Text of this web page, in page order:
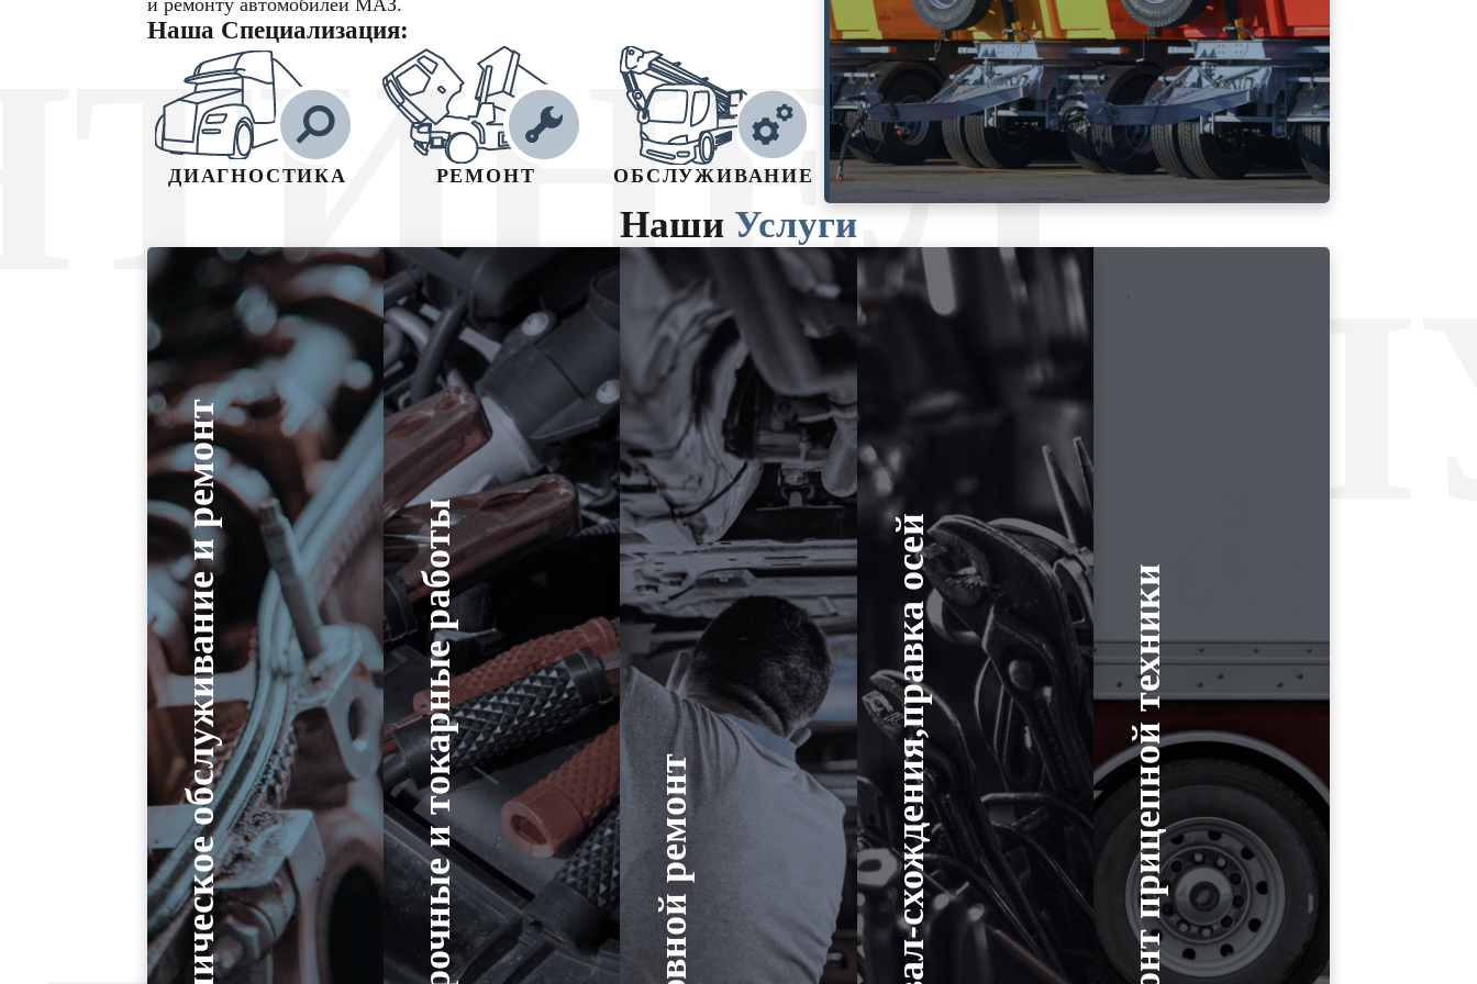
Наша Специализация:
ДИАГНОСТИКА РЕМОНТ ОБСЛУЖИВАНИЕ
Наши Услуги
Техническое обслуживание и ремонт Сварочные и токарные работы Кузовной ремонт Развал-схождения,правка осей Ремонт прицепной техники